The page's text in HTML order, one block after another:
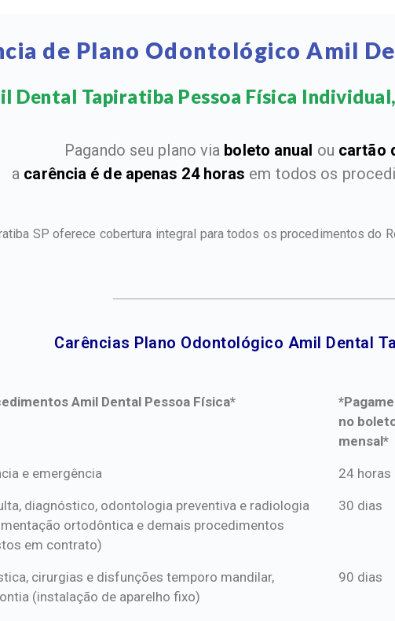
de Plano Odontológico Amil
Dental Tapiratiba Pessoa Física
Pagando seu plano via boleto anual ou cartão
a carência é de apenas 24 horas em todos os
SP oferece cobertura integral para todos os procedimentos do
Carências Plano Odontológico Amil Dental
Amil Dental Pessoa Física*
no
mensal*
Amil Dental Pessoa Física*
mensal*
e emergência 24 horas
diagnóstico, odontologia preventiva e radiologia
ortodôntica e demais procedimentos
em contrato)
30 dias
cirurgias e disfunções temporo mandilar,
(instalação de aparelho fixo)
90 dias